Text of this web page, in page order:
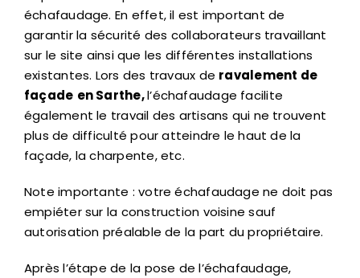
échafaudage. En effet, il est important de
garantir la sécurité des collaborateurs travaillant
sur le site ainsi que les différentes installations
existantes. Lors des travaux de ravalement de
façade en Sarthe,l’échafaudage facilite
également le travail des artisans qui ne trouvent
plus de difficulté pour atteindre le haut de la
façade, la charpente, etc.
Note importante : votre échafaudage ne doit pas
empiéter sur la construction voisine sauf
autorisation préalable de la part du propriétaire.
Après l’étape de la pose de l’échafaudage,